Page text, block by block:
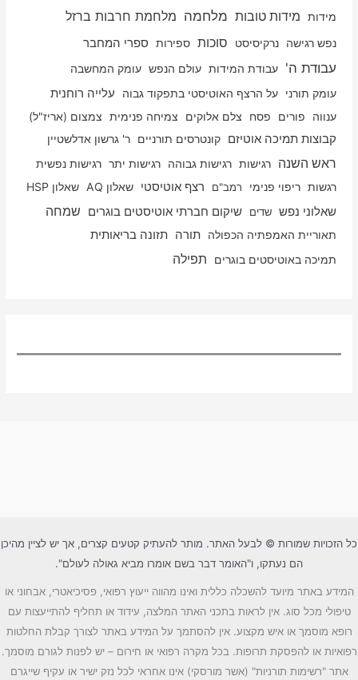
מידות מידות טובות מלחמה מלחמת חרבות ברזל
נפש רגישה נרקיסיסט סוכות ספירות ספרי המחבר
עבודת ה' עבודת המידות עולם הנפש עומק המחשבה
עומק תורני על הרצף האוטיסטי בתפקוד גבוה עלייה רוחנית
ענווה פורים פסח צלם אלוקים צמיחה פנימית צמצום (אריז"ל)
קבוצות תמיכה אוטיזם קונטרסים תורניים ר' גרשון אדלשטיין
ראש השנה רגישות רגישות גבוהה רגישות יתר רגישות נפשית
רגשות ריפוי פנימי רמב"ם רצף אוטיסטי שאלון AQ שאלון HSP
שאלוני נפש שדים שיקום חברתי אוטיסטים בוגרים שמחה
תאוריית האמפתיה הכפולה תורה תזונה בריאותית
תמיכה באוטיסטים בוגרים תפילה
כל הזכויות שמורות © לבעל האתר. מותר להעתיק קטעים קצרים, אך יש לציין מהיכן
הם נעתקו, ו"האומר דבר בשם אומרו מביא גאולה לעולם".
המידע באתר מיועד להשכלה כללית ואינו מהווה ייעוץ רפואי, פסיכיאטרי, אבחוני או
טיפולי מכל סוג. אין לראות בתכני האתר המלצה, עידוד או תחליף להתייעצות עם
רופא מוסמך או איש מקצוע. אין להסתמך על המידע באתר לצורך קבלת החלטות
רפואיות או להפסקת תרופות. בכל מקרה רפואי או חירום – יש לפנות לגורם מוסמך.
אתר "רשימות תורניות" (אשר מורסקי) אינו אחראי לכל נזק ישיר או עקיף שייגרם